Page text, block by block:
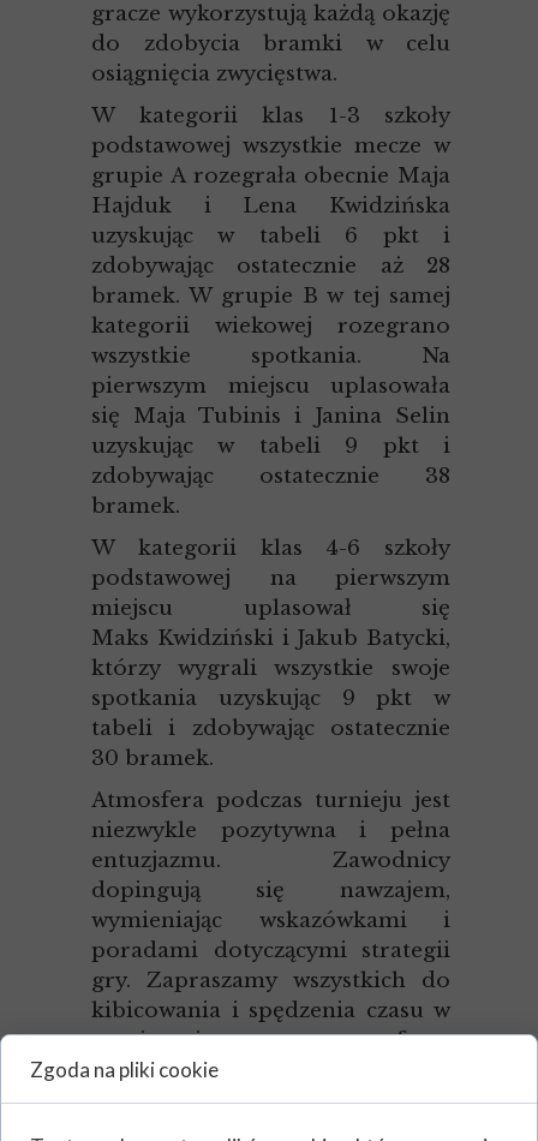
gracze wykorzystują każdą okazję
do zdobycia bramki w celu
osiągnięcia zwycięstwa.
W kategorii klas 1-3 szkoły
podstawowej wszystkie mecze w
grupie A rozegrała obecnie Maja
Hajduk i Lena Kwidzińska
uzyskując w tabeli 6 pkt i
zdobywając ostatecznie aż 28
bramek. W grupie B w tej samej
kategorii wiekowej rozegrano
wszystkie spotkania. Na
pierwszym miejscu uplasowała
się Maja Tubinis i Janina Selin
uzyskując w tabeli 9 pkt i
zdobywając ostatecznie 38
bramek.
W kategorii klas 4-6 szkoły
podstawowej na pierwszym
miejscu uplasował się
Maks Kwidziński i Jakub Batycki,
którzy wygrali wszystkie swoje
spotkania uzyskując 9 pkt w
tabeli i zdobywając ostatecznie
30 bramek.
Atmosfera podczas turnieju jest
niezwykle pozytywna i pełna
entuzjazmu. Zawodnicy
dopingują się nawzajem,
wymieniając wskazówkami i
poradami dotyczącymi strategii
gry. Zapraszamy wszystkich do
kibicowania i spędzenia czasu w
przyjaznej atmosferze
współzawodnictwa pełnej radości
i integracji społecznej.
Zgoda na pliki cookie